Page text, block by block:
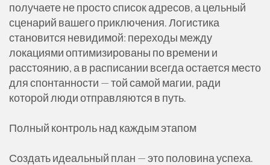
получаете не просто список адресов, а цельный
сценарий вашего приключения. Логистика
становится невидимой: переходы между
локациями оптимизированы по времени и
расстоянию, а в расписании всегда остается место
для спонтанности — той самой магии, ради
которой люди отправляются в путь.
Полный контроль над каждым этапом
Создать идеальный план — это половина успеха.